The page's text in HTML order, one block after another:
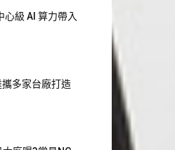
心級 AI 算力帶入
多家台廠打造